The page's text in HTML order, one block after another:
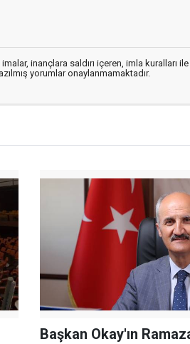
inançlara saldırı içeren, imla kuralları ile
yorumlar onaylanmamaktadır.
Başkan Okay'ın